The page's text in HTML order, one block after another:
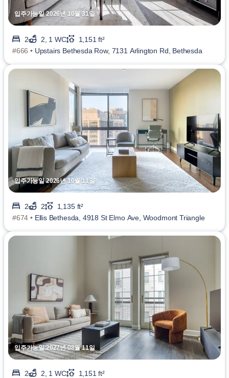
입주가능일 2026년 10월 31일
2 2, 1 WC
1,151 ft²
#666 • Upstairs Bethesda Row, 7131 Arlington Rd, Bethesda
입주가능일 2026년 10월 11일
2 2
1,135 ft²
#674 • Ellis Bethesda, 4918 St Elmo Ave, Woodmont Triangle
입주가능일 2027년 08월 11일
2 2, 1 WC
1,151 ft²